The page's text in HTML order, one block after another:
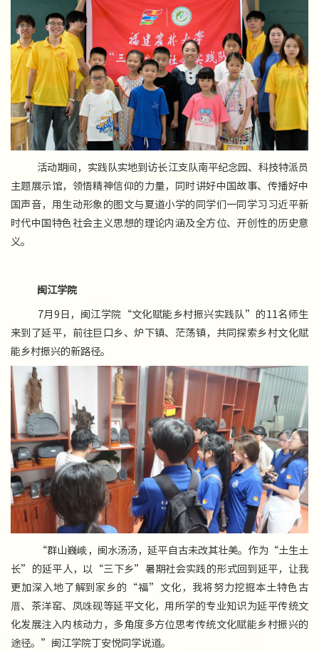
活动期间，实践队实地到访长江支队南平纪念园、科技特派员
主题展示馆，领悟精神信仰的力量，同时讲好中国故事、传播好中
国声音，用生动形象的图文与夏道小学的同学们一同学习习近平新
时代中国特色社会主义思想的理论内涵及全方位、开创性的历史意
义。
闽江学院
7月9日，闽江学院“文化赋能乡村振兴实践队”的11名师生
来到了延平，前往巨口乡、炉下镇、茫荡镇，共同探索乡村文化赋
能乡村振兴的新路径。
“群山巍峨，闽水汤汤，延平自古未改其壮美。作为“土生土
长”的延平人，以“三下乡”暑期社会实践的形式回到延平，让我
更加深入地了解到家乡的“福”文化，我将努力挖掘本土特色古
厝、茶洋窑、凤咮砚等延平文化，用所学的专业知识为延平传统文
化发展注入内核动力，多角度多方位思考传统文化赋能乡村振兴的
途径。”闽江学院丁安悦同学说道。